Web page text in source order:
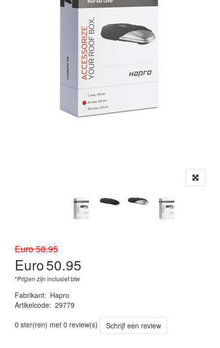
Euro 58.95
Euro50.95
*Prijzen zijn inclusief btw
Fabrikant: Hapro
Artikelcode: 29779
0 ster(ren) met 0 review(s)
Schrijf een review